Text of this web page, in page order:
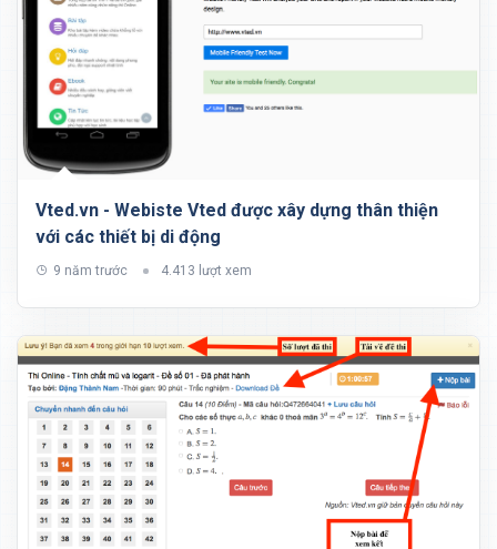
Vted.vn - Webiste Vted được xây dựng thân thiện
với các thiết bị di động
9 năm trước 4.413 lượt xem